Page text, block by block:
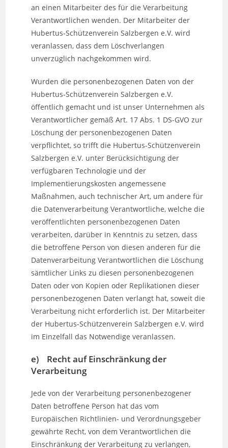
an einen Mitarbeiter des für die Verarbeitung
Verantwortlichen wenden. Der Mitarbeiter der
Hubertus-Schützenverein Salzbergen e.V. wird
veranlassen, dass dem Löschverlangen
unverzüglich nachgekommen wird.
Wurden die personenbezogenen Daten von der
Hubertus-Schützenverein Salzbergen e.V.
öffentlich gemacht und ist unser Unternehmen als
Verantwortlicher gemäß Art. 17 Abs. 1 DS-GVO zur
Löschung der personenbezogenen Daten
verpflichtet, so trifft die Hubertus-Schützenverein
Salzbergen e.V. unter Berücksichtigung der
verfügbaren Technologie und der
Implementierungskosten angemessene
Maßnahmen, auch technischer Art, um andere für
die Datenverarbeitung Verantwortliche, welche die
veröffentlichten personenbezogenen Daten
verarbeiten, darüber in Kenntnis zu setzen, dass
die betroffene Person von diesen anderen für die
Datenverarbeitung Verantwortlichen die Löschung
sämtlicher Links zu diesen personenbezogenen
Daten oder von Kopien oder Replikationen dieser
personenbezogenen Daten verlangt hat, soweit die
Verarbeitung nicht erforderlich ist. Der Mitarbeiter
der Hubertus-Schützenverein Salzbergen e.V. wird
im Einzelfall das Notwendige veranlassen.
e) Recht auf Einschränkung der
Verarbeitung
Jede von der Verarbeitung personenbezogener
Daten betroffene Person hat das vom
Europäischen Richtlinien- und Verordnungsgeber
gewährte Recht, von dem Verantwortlichen die
Einschränkung der Verarbeitung zu verlangen,